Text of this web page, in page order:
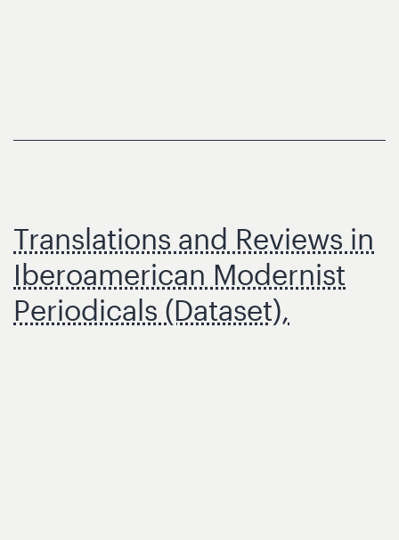
Translations and Reviews in
Iberoamerican Modernist
Periodicals (Dataset),